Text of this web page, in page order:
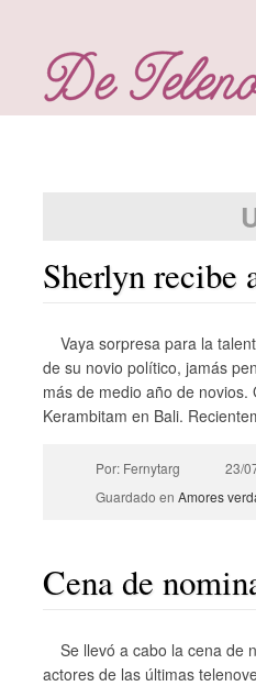
Sherlyn recibe
Vaya sorpresa para la
de su novio político, jamás
más de medio año de
Kerambitam en Bali.
Por: Fernytarg
23/
Guardado en Amores
Cena de
Se llevó a cabo la cena de
actores de las últimas